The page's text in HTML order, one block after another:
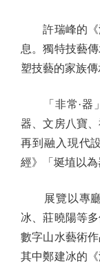
許瑞峰的《
息。獨特技藝
塑技藝的家族傳
「非常·器」
器、文房八寶
再到融入現代
經》「埏埴以為
展覽以專廳
冰、莊曉陽等
數字山水藝術
其中鄭建冰的